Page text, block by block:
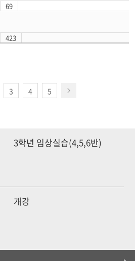
69
423
3 4 5
3학년 임상실습(4,5,6반)
개강